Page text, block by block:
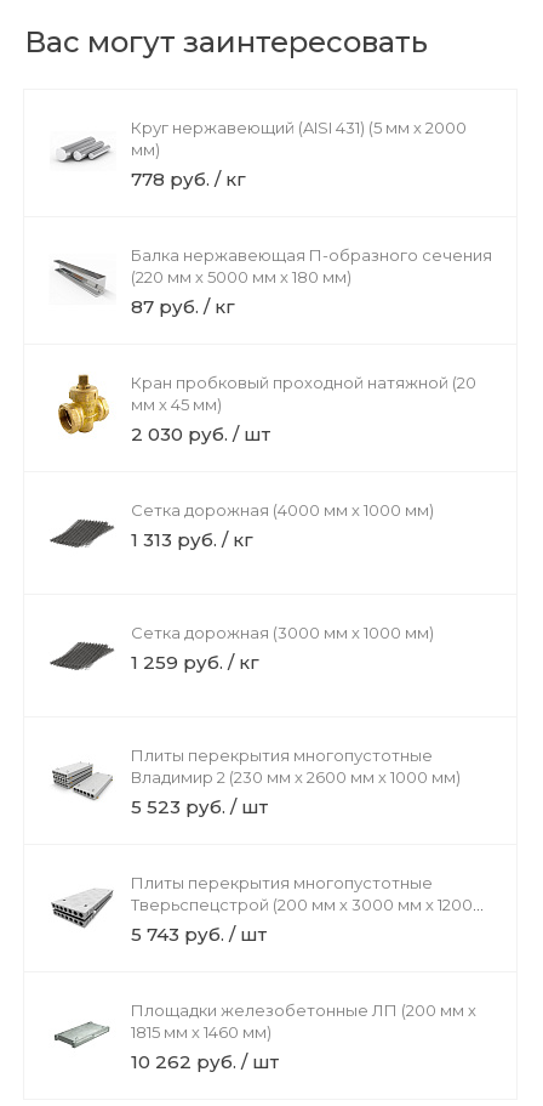
Вас могут заинтересовать
Круг нержавеющий (AISI 431) (5 мм х 2000
мм)
778 руб. / кг
Балка нержавеющая П-образного сечения
(220 мм х 5000 мм х 180 мм)
87 руб. / кг
Кран пробковый проходной натяжной (20
мм х 45 мм)
2 030 руб. / шт
Сетка дорожная (4000 мм х 1000 мм)
1 313 руб. / кг
Сетка дорожная (3000 мм х 1000 мм)
1 259 руб. / кг
Плиты перекрытия многопустотные
Владимир 2 (230 мм х 2600 мм х 1000 мм)
5 523 руб. / шт
Плиты перекрытия многопустотные
Тверьспецстрой (200 мм х 3000 мм х 1200
мм)
5 743 руб. / шт
Площадки железобетонные ЛП (200 мм х
1815 мм х 1460 мм)
10 262 руб. / шт